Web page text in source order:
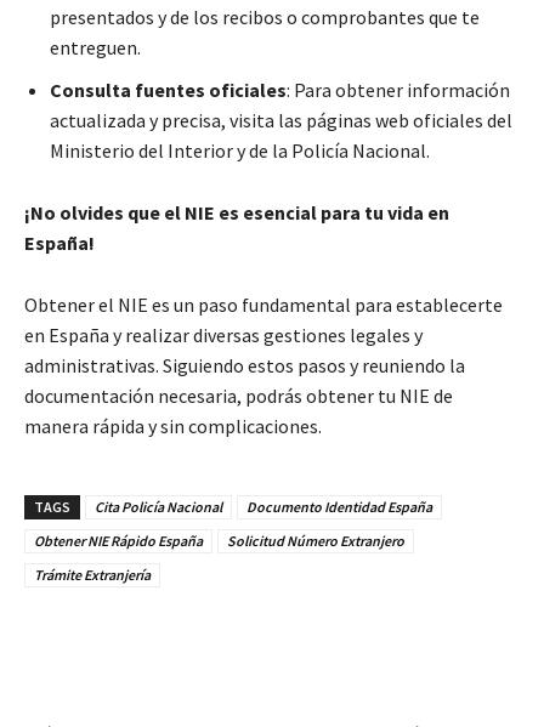
presentados y de los recibos o comprobantes que te
entreguen.
Consulta fuentes oficiales: Para obtener información
actualizada y precisa, visita las páginas web oficiales del
Ministerio del Interior y de la Policía Nacional.
¡No olvides que el NIE es esencial para tu vida en
España!
Obtener el NIE es un paso fundamental para establecerte
en España y realizar diversas gestiones legales y
administrativas. Siguiendo estos pasos y reuniendo la
documentación necesaria, podrás obtener tu NIE de
manera rápida y sin complicaciones.
TAGS Cita Policía Nacional
Documento Identidad España
Obtener NIE Rápido España
Solicitud Número Extranjero
Trámite Extranjería